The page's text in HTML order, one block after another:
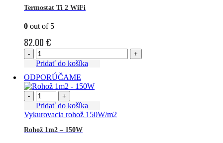
Termostat Ti 2 WiFi
0 out of 5
82.00 €
- +
Pridať do košíka
ODPORÚČAME
- +
Pridať do košíka
Vykurovacia rohož 150W/m2
Rohož 1m2 – 150W